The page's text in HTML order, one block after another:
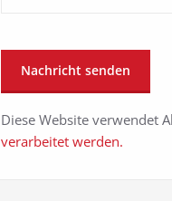
Diese Website verwendet
verarbeitet werden.